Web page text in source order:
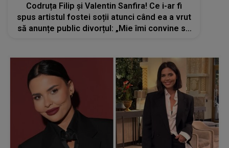
Codruța Filip și Valentin Sanfira! Ce i-ar fi
spus artistul fostei soții atunci când ea a vrut
să anunțe public divorțul: „Mie îmi convine să